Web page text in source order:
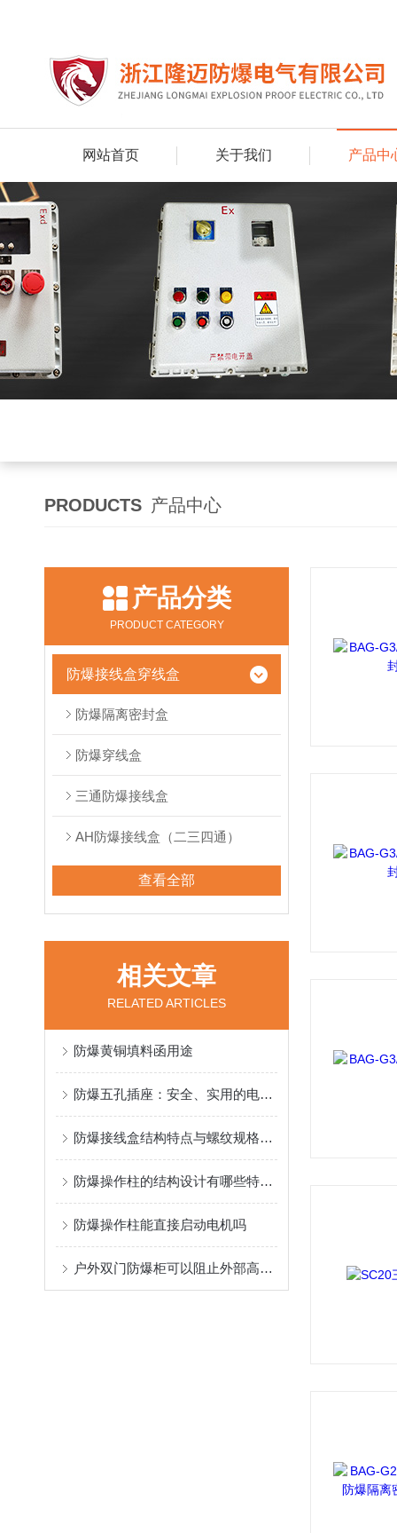
网站首页 关于我们 产品中
PRODUCTS 产品中心
产品分类
PRODUCT CATEGORY
防爆接线盒穿线盒
防爆隔离密封盒
防爆穿线盒
三通防爆接线盒
AH防爆接线盒（二三四通）
查看全部
相关文章
RELATED ARTICLES
防爆黄铜填料函用途
防爆五孔插座：安全、实用的电气连接解决方案
防爆接线盒结构特点与螺纹规格标注
防爆操作柱的结构设计有哪些特色呢？
防爆操作柱能直接启动电机吗
户外双门防爆柜可以阻止外部高温与明火倾入安全柜内部